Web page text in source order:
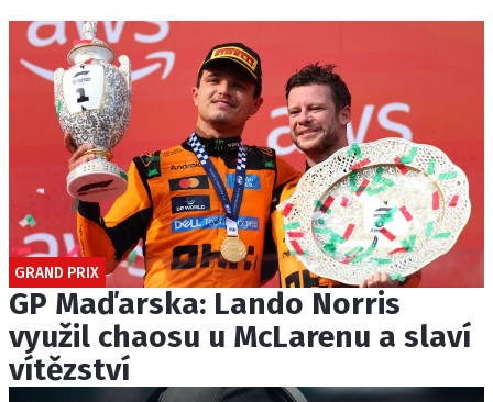
GRAND PRIX
GP Maďarska: Lando Norris
využil chaosu u McLarenu a slaví
vítězství